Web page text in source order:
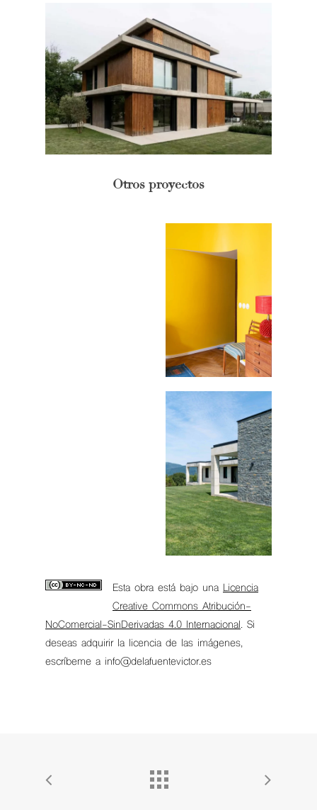
Otros proyectos
Esta obra está bajo una Licencia
Creative Commons Atribución-
NoComercial-SinDerivadas 4.0 Internacional. Si
deseas adquirir la licencia de las imágenes,
escríbeme a info@delafuentevictor.es